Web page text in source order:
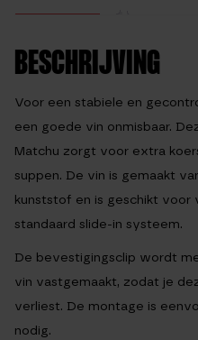
BESCHRIJVING
Voor een stabiele en
een goede vin onmisbaar.
Matchu zorgt voor extra
suppen. De vin is gemaakt
kunststof en is geschikt voor
standaard slide-in systeem.
De bevestigingsclip wordt
vin vastgemaakt, zodat je
verliest. De montage is
nodig.